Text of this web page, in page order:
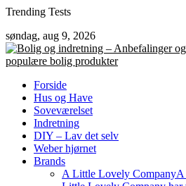
Skip
content
Trending Tests
søndag, aug 9, 2026
Forside
Hus og Have
Soveværelset
Indretning
DIY – Lav det selv
Weber hjørnet
Brands
A Little Lovely CompanyA